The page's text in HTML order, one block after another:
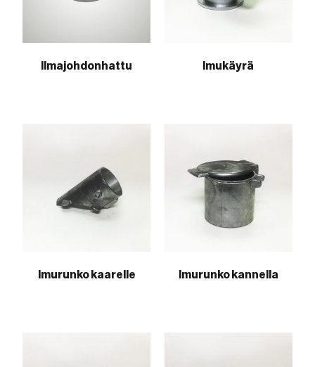
Ilmajohdonhattu Imukäyrä
Imurunko kaarelle Imurunko kannella